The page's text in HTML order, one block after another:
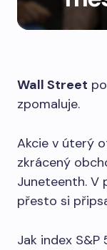
Wall Street
zpomaluje.
Akcie v úterý
zkrácený
Juneteenth. V
přesto si
Jak index